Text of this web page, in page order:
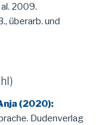
2009.
überarb. und
(2020):
Dudenverlag